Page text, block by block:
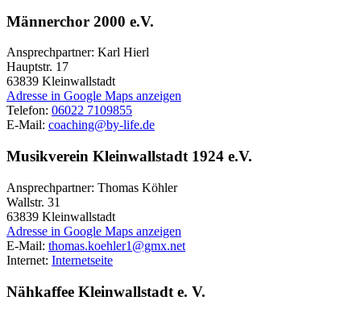
Männerchor 2000 e.V.
Ansprechpartner: Karl Hierl
Hauptstr. 17
63839 Kleinwallstadt
Adresse in Google Maps anzeigen
Telefon: 06022 7109855
E-Mail: coaching@by-life.de
Musikverein Kleinwallstadt 1924 e.V.
Ansprechpartner: Thomas Köhler
Wallstr. 31
63839 Kleinwallstadt
Adresse in Google Maps anzeigen
E-Mail: thomas.koehler1@gmx.net
Internet: Internetseite
Nähkaffee Kleinwallstadt e. V.